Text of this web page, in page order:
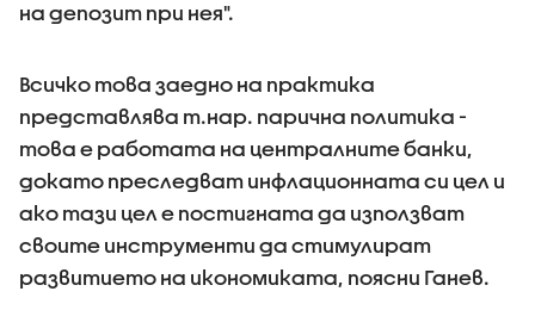
на депозит при нея".
Всичко това заедно на практика
представлява т.нар. парична политика -
това е работата на централните банки,
докато преследват инфлационната си цел и
ако тази цел е постигната да използват
своите инструменти да стимулират
развитието на икономиката, поясни Ганев.